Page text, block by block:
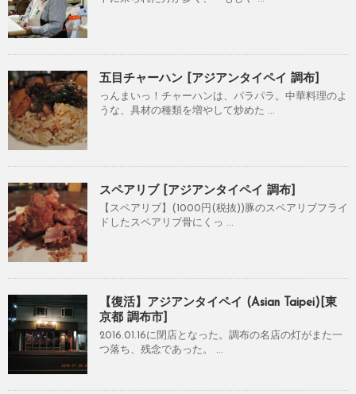
五目チャーハン [アジアンタイペイ 調布]
っんまいっ！チャーハンは、パラパラ。中華料理のよ
うな、具材の種類を増やして炒めた ...
スペアリブ [アジアンタイペイ 調布]
【スペアリブ】(1000円(税抜))豚のスペアリブフライ
ドしたスペアリブ骨にくっ ...
【復活】アジアンタイペイ (Asian Taipei)[東
京都 調布市]
2016.01.16に閉店となった。調布の名店の灯がまた一
つ落ち、残念であった。 ...